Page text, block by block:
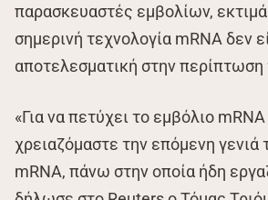
παρασκευαστές εμβολίων,
σημερινή τεχνολογία mRNA δεν
αποτελεσματική στην περίπτωση
«Για να πετύχει το εμβόλιο
χρειαζόμαστε την επόμενη γενιά
mRNA, πάνω στην οποία ήδη